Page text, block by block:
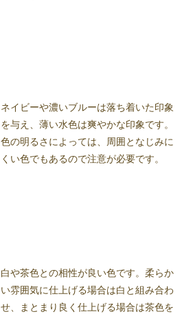
ネイビーや濃いブルーは落ち着いた印象
を与え、薄い水色は爽やかな印象です。
色の明るさによっては、周囲となじみに
くい色でもあるので注意が必要です。
白や茶色との相性が良い色です。柔らか
い雰囲気に仕上げる場合は白と組み合わ
せ、まとまり良く仕上げる場合は茶色を